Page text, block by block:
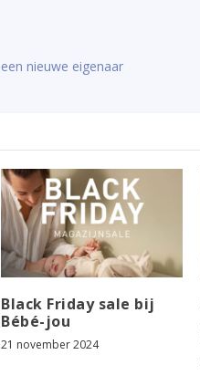
nieuwe eigenaar
Black Friday sale bij
Bébé-jou
21 november 2024